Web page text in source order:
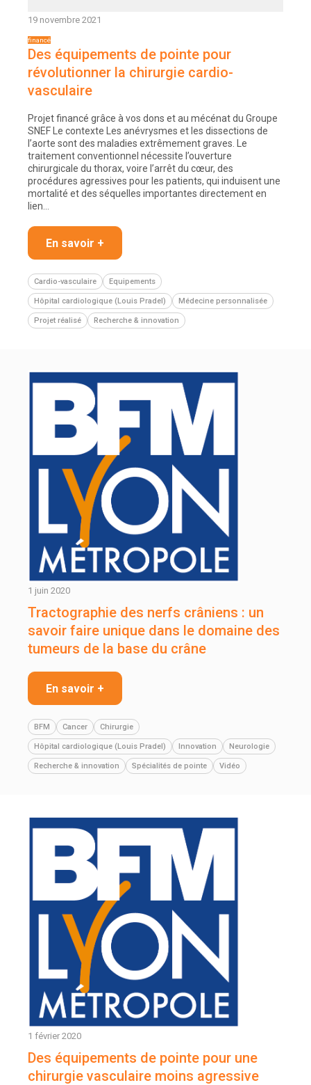
19 novembre 2021
Des équipements de pointe pour
révolutionner la chirurgie cardio-
vasculaire
Projet financé grâce à vos dons et au mécénat du Groupe
SNEF Le contexte Les anévrysmes et les dissections de
l’aorte sont des maladies extrêmement graves. Le
traitement conventionnel nécessite l’ouverture
chirurgicale du thorax, voire l’arrêt du cœur, des
procédures agressives pour les patients, qui induisent une
mortalité et des séquelles importantes directement en
lien…
En savoir +
Cardio-vasculaire Equipements
Hôpital cardiologique (Louis Pradel) Médecine personnalisée
Projet réalisé Recherche & innovation
1 juin 2020
Tractographie des nerfs crâniens : un
savoir faire unique dans le domaine des
tumeurs de la base du crâne
En savoir +
BFM Cancer Chirurgie
Hôpital cardiologique (Louis Pradel) Innovation Neurologie
Recherche & innovation Spécialités de pointe Vidéo
1 février 2020
Des équipements de pointe pour une
chirurgie vasculaire moins agressive